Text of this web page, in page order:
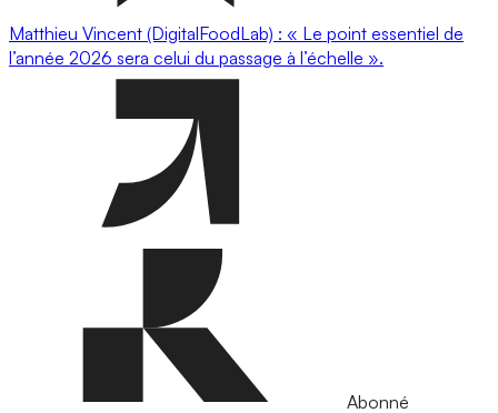
Matthieu Vincent (DigitalFoodLab) : « Le point essentiel de
l’année 2026 sera celui du passage à l’échelle ».
Abonné